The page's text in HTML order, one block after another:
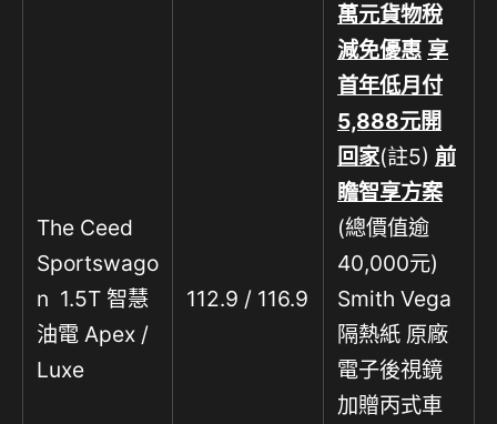
The Ceed
Sportswago
n 1.5T 智慧
油電 Apex /
Luxe
112.9 / 116.9
萬元貨物稅
減免優惠 享
首年低月付
5,888元開
回家(註5) 前
瞻智享方案
(總價值逾
40,000元)
Smith Vega
隔熱紙 原廠
電子後視鏡
加贈丙式車